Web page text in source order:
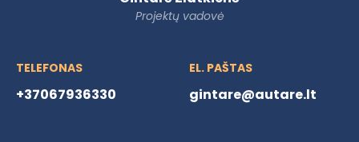
Projektų vadovė
TELEFONAS
+37067936330
EL. PAŠTAS
gintare@autare.lt